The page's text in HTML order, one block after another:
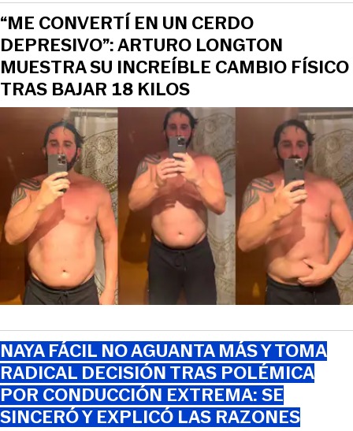
“ME CONVERTÍ EN UN CERDO
DEPRESIVO”: ARTURO LONGTON
MUESTRA SU INCREÍBLE CAMBIO FÍSICO
TRAS BAJAR 18 KILOS
NAYA FÁCIL NO AGUANTA MÁS Y TOMA
RADICAL DECISIÓN TRAS POLÉMICA
POR CONDUCCIÓN EXTREMA: SE
SINCERÓ Y EXPLICÓ LAS RAZONES